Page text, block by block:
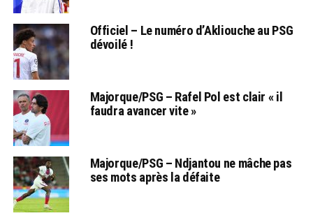
Officiel – Le numéro d’Akliouche au PSG
dévoilé !
Majorque/PSG – Rafel Pol est clair « il
faudra avancer vite »
Majorque/PSG – Ndjantou ne mâche pas
ses mots après la défaite